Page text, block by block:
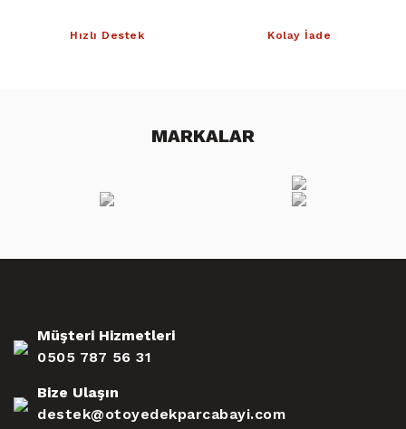
Hızlı Destek Kolay İade
MARKALAR
Müşteri Hizmetleri
0505 787 56 31
Bize Ulaşın
destek@otoyedekparcabayi.com